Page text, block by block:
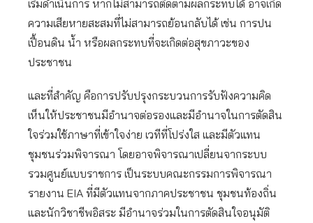
เริ่มดำเนินการ หากไม่สามารถติดตามผลกระทบได้ อาจเกิด
ความเสียหายสะสมที่ไม่สามารถย้อนกลับได้ เช่น การปน
เปื้อนดิน น้ำ หรือผลกระทบที่จะเกิดต่อสุขภาวะของ
ประชาชน
และที่สำคัญ คือการปรับปรุงกระบวนการรับฟังความคิด
เห็นให้ประชาชนมีอำนาจต่อรองและมีอำนาจในการตัดสิน
ใจร่วมใช้ภาษาที่เข้าใจง่าย เวทีที่โปร่งใส และมีตัวแทน
ชุมชนร่วมพิจารณา โดยอาจพิจารณาเปลี่ยนจากระบบ
รวมศูนย์แบบราชการ เป็นระบบคณะกรรมการพิจารณา
รายงาน EIA ที่มีตัวแทนจากภาคประชาชน ชุมชนท้องถิ่น
และนักวิชาชีพอิสระ มีอำนาจร่วมในการตัดสินใจอนุมัติ